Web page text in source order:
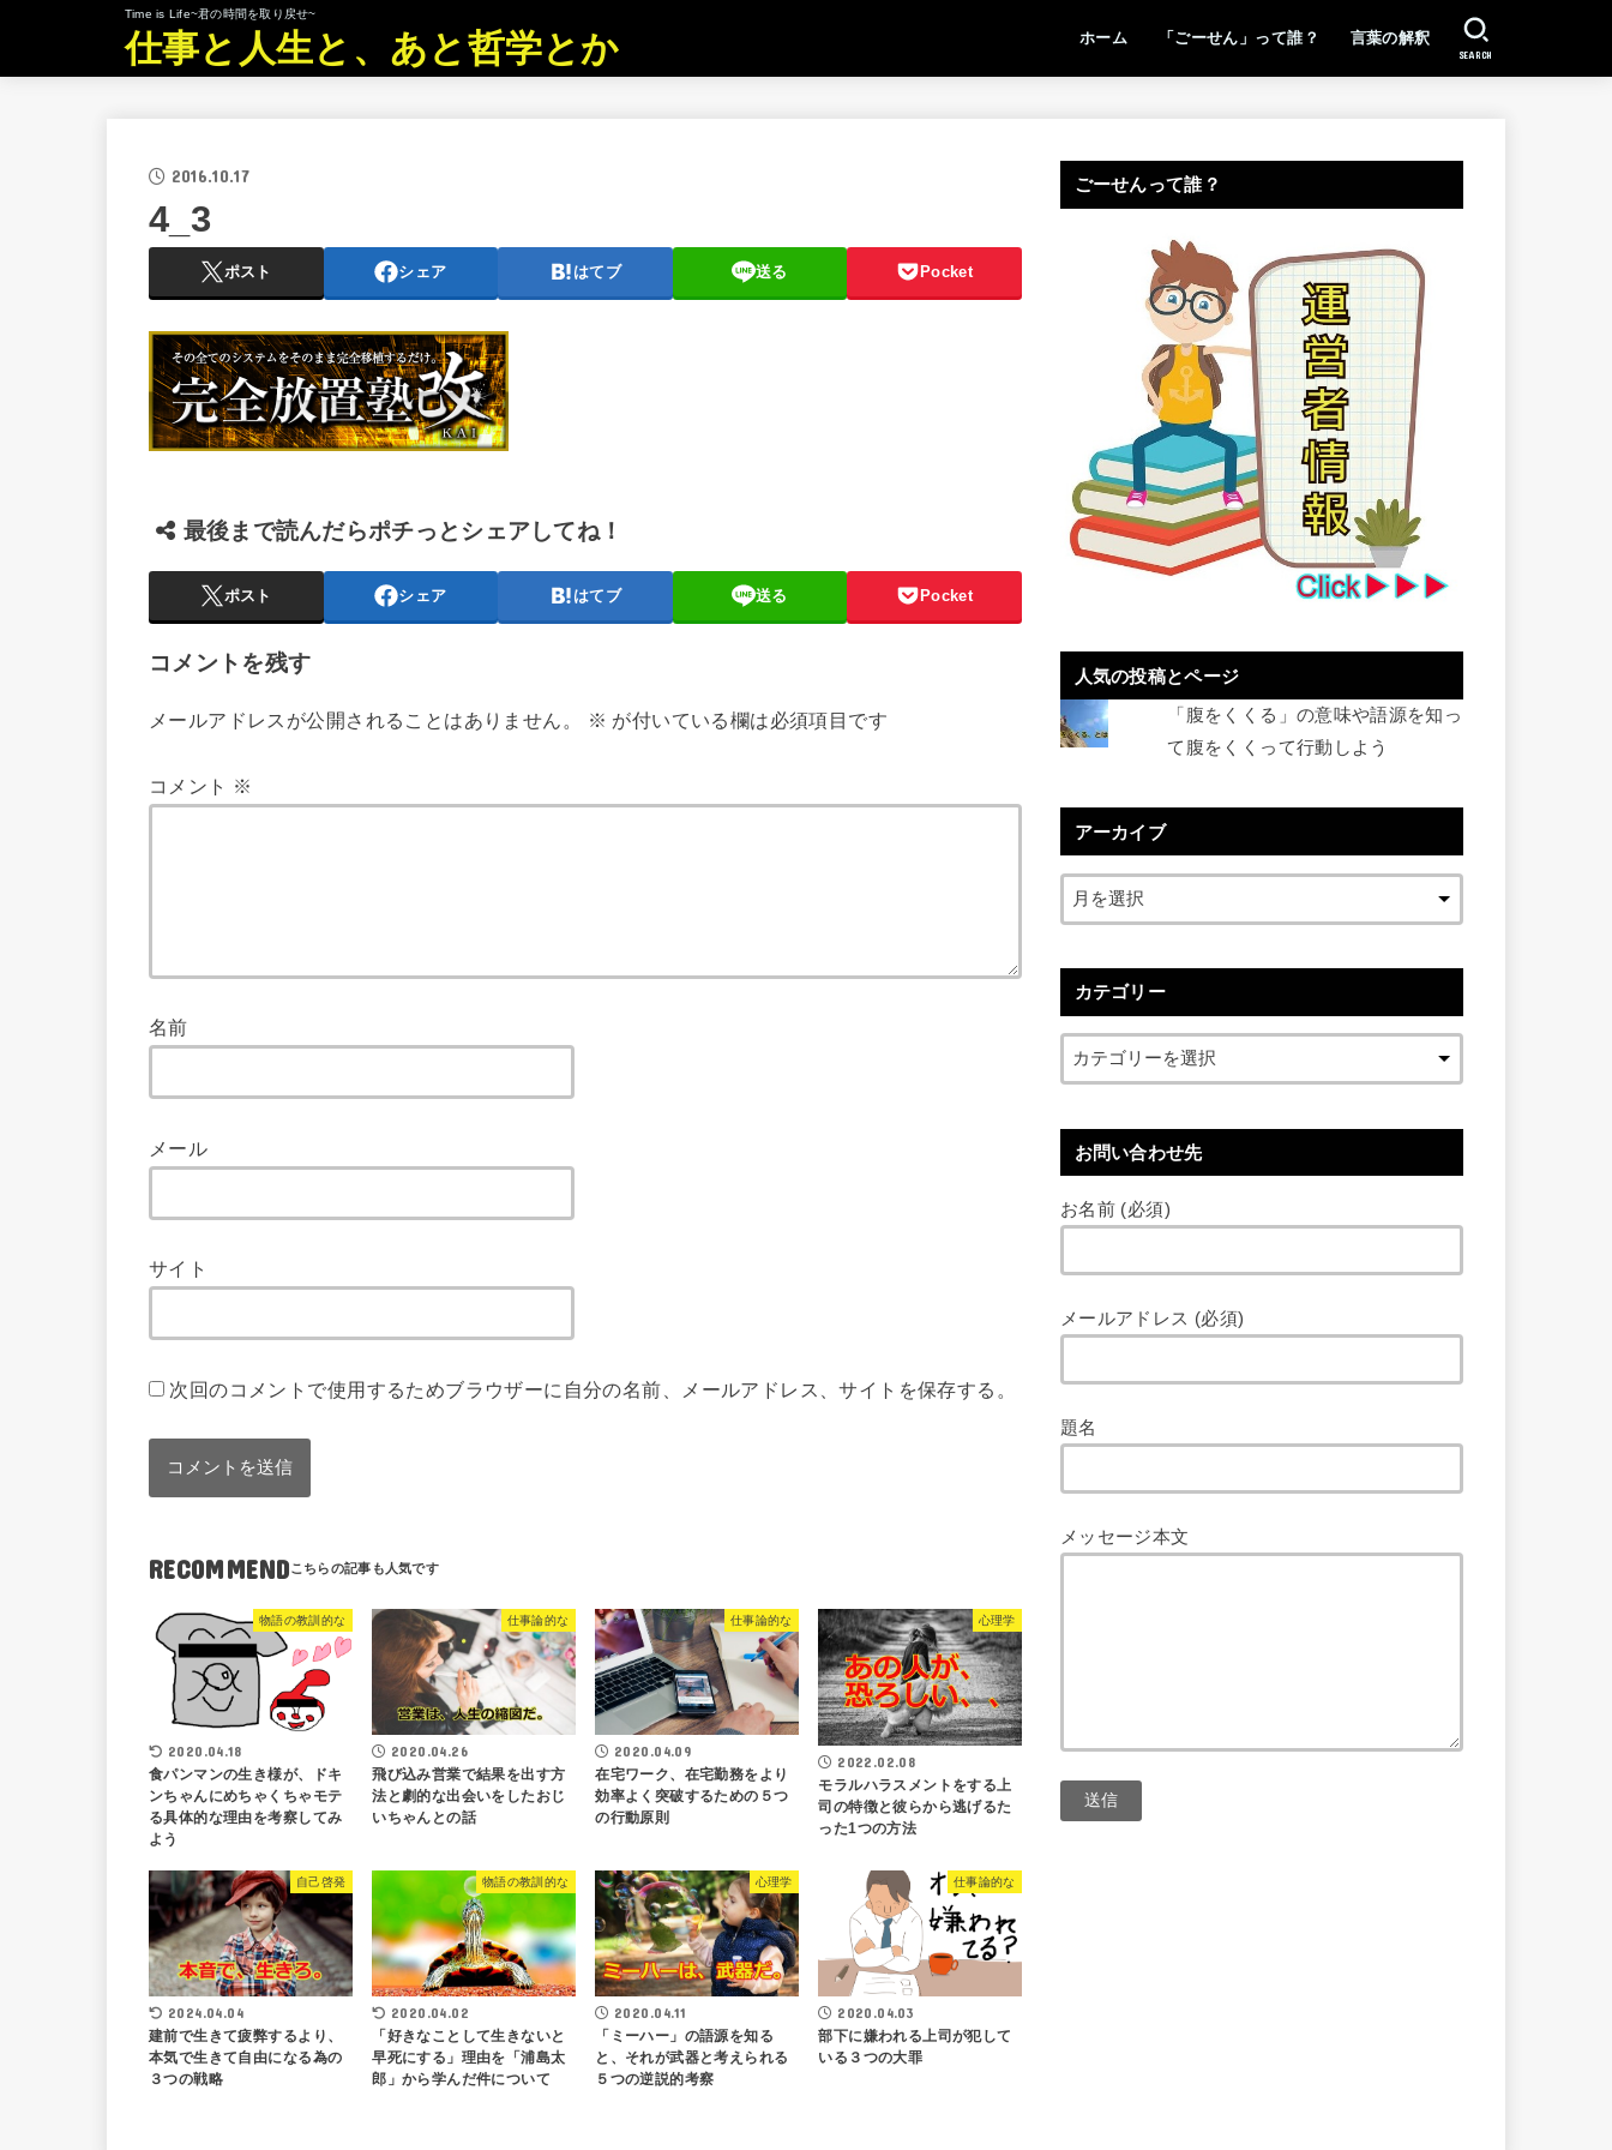
Time is Life~君の時間を取り戻せ~
仕事と人生と、あと哲学とか ホーム 「ごーせん」って誰？ 言葉の解釈
SEARCH
2016.10.17
4_3
ポスト シェア はてブ 送る Pocket
最後まで読んだらポチっとシェアしてね！
ポスト シェア はてブ 送る Pocket
コメントを残す
メールアドレスが公開されることはありません。 ※ が付いている欄は必須項目です
コメント ※
名前
メール
サイト
次回のコメントで使用するためブラウザーに自分の名前、メールアドレス、サイトを保存する。
RECOMMEND
物語の教訓的な
2020.04.18
食パンマンの生き様が、ドキ
ンちゃんにめちゃくちゃモテ
る具体的な理由を考察してみ
よう
仕事論的な
2020.04.26
飛び込み営業で結果を出す方
法と劇的な出会いをしたおじ
いちゃんとの話
仕事論的な
2020.04.09
在宅ワーク、在宅勤務をより
効率よく突破するための５つ
の行動原則
心理学
2022.02.08
モラルハラスメントをする上
司の特徴と彼らから逃げるた
った1つの方法
自己啓発
2024.04.04
建前で生きて疲弊するより、
本気で生きて自由になる為の
３つの戦略
物語の教訓的な
2020.04.02
「好きなことして生きないと
早死にする」理由を「浦島太
郎」から学んだ件について
心理学
2020.04.11
「ミーハー」の語源を知る
と、それが武器と考えられる
５つの逆説的考察
仕事論的な
2020.04.03
部下に嫌われる上司が犯して
いる３つの大罪
ごーせんって誰？
人気の投稿とページ
「腹をくくる」の意味や語源を知っ
て腹をくくって行動しよう
アーカイブ
カテゴリー
お問い合わせ先
お名前 (必須)
メールアドレス (必須)
題名
メッセージ本文